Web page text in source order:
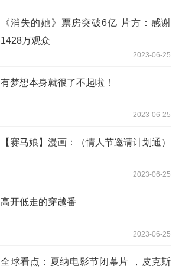
《消失的她》票房突破6亿 片方：感谢
1428万观众
2023-06-25
有梦想本身就很了不起啦！
2023-06-25
【赛马娘】漫画：（情人节邀请计划通）
2023-06-25
高开低走的穿越番
2023-06-25
全球看点：夏纳电影节闭幕片 ，皮克斯